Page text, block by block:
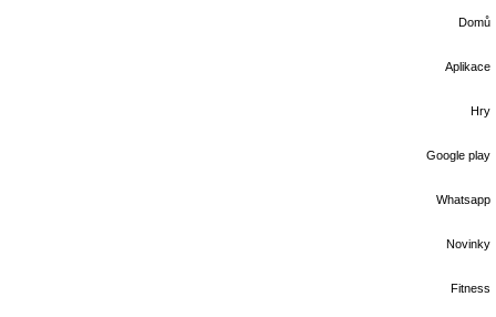
Domů
Aplikace
Hry
Google play
Whatsapp
Novinky
Fitness